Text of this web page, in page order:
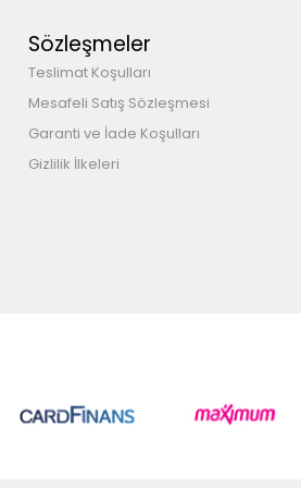
Sözleşmeler
Teslimat Koşulları
Mesafeli Satış Sözleşmesi
Garanti ve İade Koşulları
Gizlilik İlkeleri